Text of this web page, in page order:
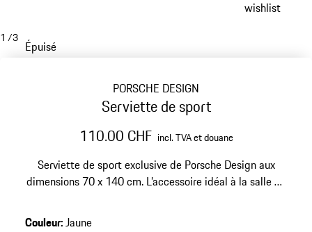
wishlist
1 /3
Épuisé
PORSCHE DESIGN
Serviette de sport
110.00 CHF incl. TVA et douane
Serviette de sport exclusive de Porsche Design aux
dimensions 70 x 140 cm. L’accessoire idéal à la salle de
valeur et la possibilité de la suspendre aux
Couleur:Jaune